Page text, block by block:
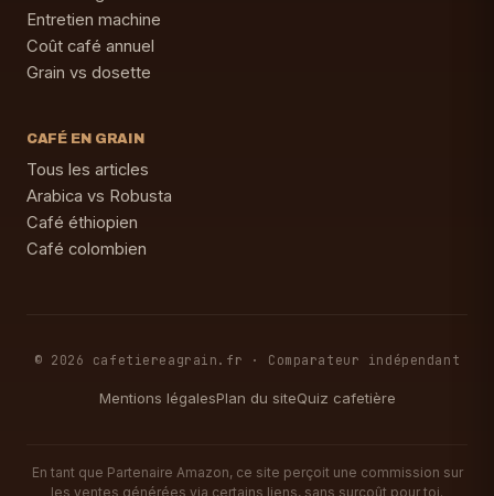
Entretien machine
Coût café annuel
Grain vs dosette
CAFÉ EN GRAIN
Tous les articles
Arabica vs Robusta
Café éthiopien
Café colombien
© 2026 cafetiereagrain.fr · Comparateur indépendant
Mentions légalesPlan du siteQuiz cafetière
En tant que Partenaire Amazon, ce site perçoit une commission sur
les ventes générées via certains liens, sans surcoût pour toi.